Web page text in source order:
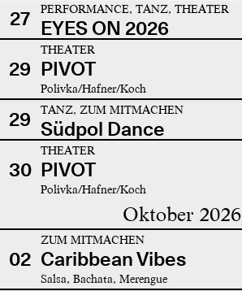
27 PERFORMANCE, TANZ, THEATER
EYES ON 2026
29
THEATER
PIVOT
Polivka/Hafner/Koch
29 TANZ, ZUM MITMACHEN
Südpol Dance
30
THEATER
PIVOT
Polivka/Hafner/Koch
Oktober 2026
02
ZUM MITMACHEN
Caribbean Vibes
Salsa, Bachata, Merengue